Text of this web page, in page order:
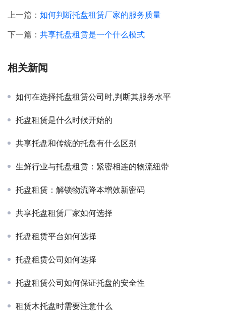
上一篇： 如何判断托盘租赁厂家的服务质量
下一篇： 共享托盘租赁是一个什么模式
相关新闻
如何在选择托盘租赁公司时,判断其服务水平
托盘租赁是什么时候开始的
共享托盘和传统的托盘有什么区别
生鲜行业与托盘租赁：紧密相连的物流纽带
托盘租赁：解锁物流降本增效新密码
共享托盘租赁厂家如何选择
托盘租赁平台如何选择
托盘租赁公司如何选择
托盘租赁公司如何保证托盘的安全性
租赁木托盘时需要注意什么